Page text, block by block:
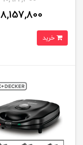
8,157,800